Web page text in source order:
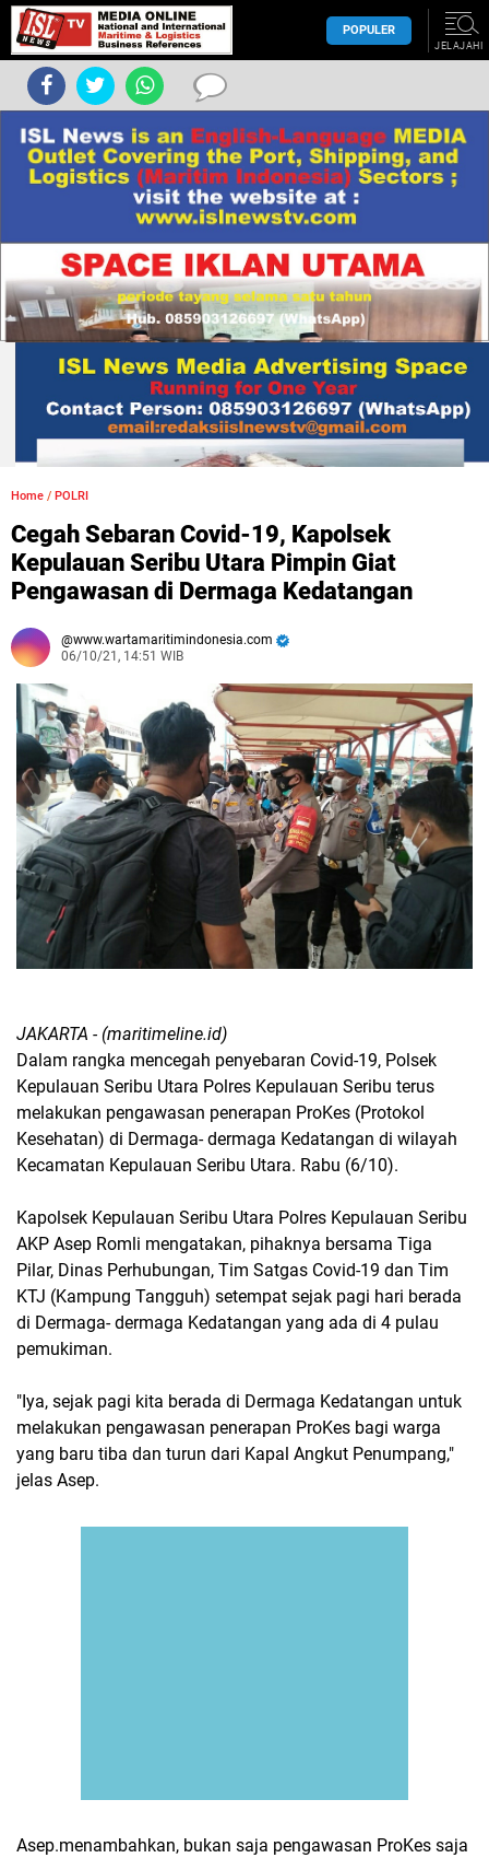
POPULER
JELAJAHI
Home / POLRI
Cegah Sebaran Covid-19, Kapolsek
Kepulauan Seribu Utara Pimpin Giat
Pengawasan di Dermaga Kedatangan
www.wartamaritimindonesia.com
06/10/21, 14:51 WIB
JAKARTA - (maritimeline.id)
Dalam rangka mencegah penyebaran Covid-19, Polsek
Kepulauan Seribu Utara Polres Kepulauan Seribu terus
melakukan pengawasan penerapan ProKes (Protokol
Kesehatan) di Dermaga- dermaga Kedatangan di wilayah
Kecamatan Kepulauan Seribu Utara. Rabu (6/10).
Kapolsek Kepulauan Seribu Utara Polres Kepulauan Seribu
AKP Asep Romli mengatakan, pihaknya bersama Tiga
Pilar, Dinas Perhubungan, Tim Satgas Covid-19 dan Tim
KTJ (Kampung Tangguh) setempat sejak pagi hari berada
di Dermaga- dermaga Kedatangan yang ada di 4 pulau
pemukiman.
"Iya, sejak pagi kita berada di Dermaga Kedatangan untuk
melakukan pengawasan penerapan ProKes bagi warga
yang baru tiba dan turun dari Kapal Angkut Penumpang,"
jelas Asep.
Asep.menambahkan, bukan saja pengawasan ProKes saja